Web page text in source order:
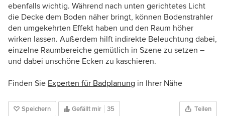
ebenfalls wichtig. Während nach unten gerichtetes Licht
die Decke dem Boden näher bringt, können Bodenstrahler
den umgekehrten Effekt haben und den Raum höher
wirken lassen. Außerdem hilft indirekte Beleuchtung dabei,
einzelne Raumbereiche gemütlich in Szene zu setzen –
und dabei unschöne Ecken zu kaschieren.
Finden Sie Experten für Badplanung in Ihrer Nähe
Speichern Gefällt mir 35 Teilen